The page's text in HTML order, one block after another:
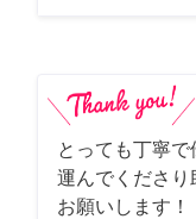
とっても丁寧
運んでくださり
お願いします！